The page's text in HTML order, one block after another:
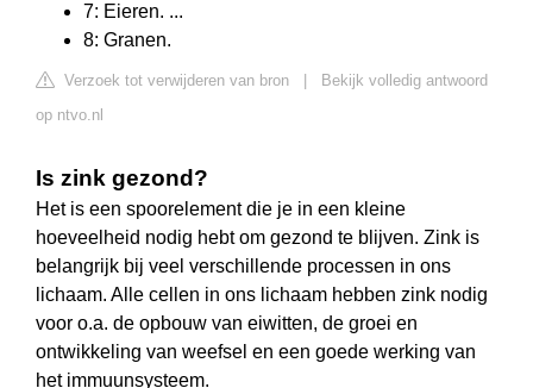
7: Eieren. ...
8: Granen.
Verzoek tot verwijderen van bron
Bekijk volledig antwoord
op ntvo.nl
Is zink gezond?
Het is een spoorelement die je in een kleine
hoeveelheid nodig hebt om gezond te blijven. Zink is
belangrijk bij veel verschillende processen in ons
lichaam. Alle cellen in ons lichaam hebben zink nodig
voor o.a. de opbouw van eiwitten, de groei en
ontwikkeling van weefsel en een goede werking van
het immuunsysteem.